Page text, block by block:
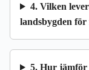
4. Vilken
landsbygden för
5. Hur jämför